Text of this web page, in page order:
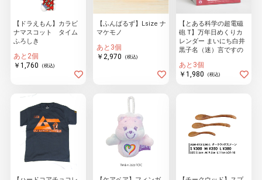
【ドラえもん】カラビ
ナマスコット タイム
ふろしき
あと2個
￥1,760
(税込)
【ふんばるず】Lsize ナ
マケモノ
あと3個
￥2,970
(税込)
【とある科学の超電磁
砲 T】万年日めくりカ
レンダー まいにち白井
黒子名（迷）言ですの
あと3個
￥1,980
(税込)